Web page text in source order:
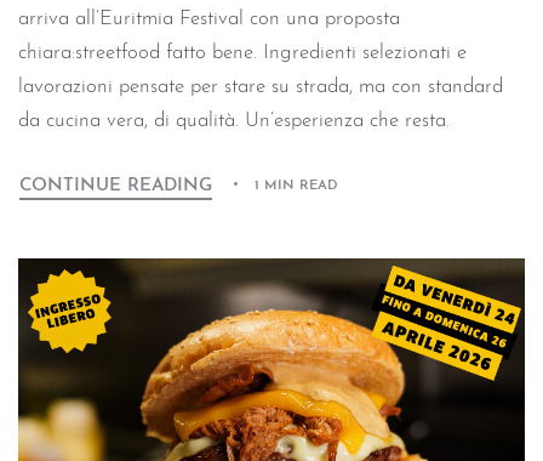
arriva all’Euritmia Festival con una proposta
chiara:streetfood fatto bene. Ingredienti selezionati e
lavorazioni pensate per stare su strada, ma con standard
da cucina vera, di qualità. Un’esperienza che resta.
CONTINUE READING 1 MIN READ